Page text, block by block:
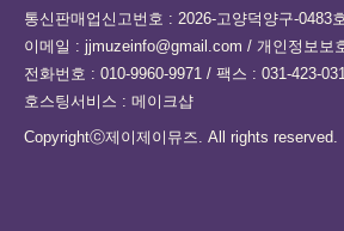
통신판매업신고번호 : 2026-고양덕양구-0483
이메일 : jjmuzeinfo@gmail.com / 개인정보보
전화번호 : 010-9960-9971 / 팩스 : 031-423-
호스팅서비스 : 메이크샵
Copyrightⓒ제이제이뮤즈. All rights reserved.